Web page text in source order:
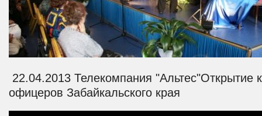
22.04.2013 Телекомпания "Альтес"Открытие
офицеров Забайкальского края